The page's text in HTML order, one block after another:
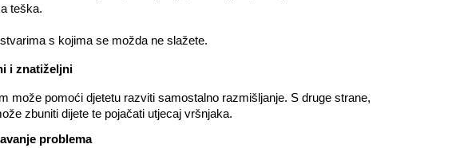
teška.
s kojima se možda ne slažete.
i znatiželjni
može pomoći djetetu razviti samostalno razmišljanje. S druge strane,
zbuniti dijete te pojačati utjecaj vršnjaka.
problema